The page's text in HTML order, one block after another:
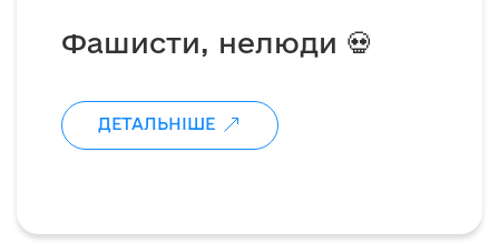
Фашисти, нелюди 💀
ДЕТАЛЬНІШЕ